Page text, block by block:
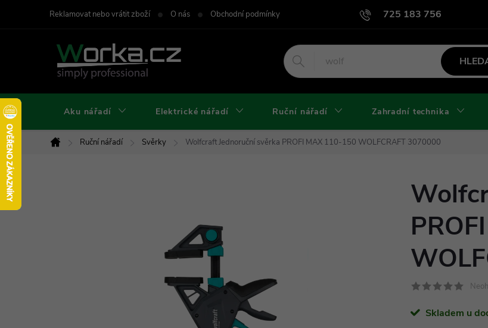
725 183 756
Reklamovat nebo vrátit zboží O nás Obchodní podmínky Podmínky užití webu Podmínky ochrany osobních
Aku nářadí Elektrické nářadí Ruční nářadí Zahradní technika
Domů
Ruční nářadí Svěrky Wolfcraft Jednoruční svěrka PROFI MAX 110-150 WOLFCRAFT 3070000
Skladem u